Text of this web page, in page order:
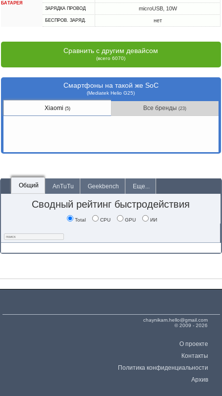
БАТАРЕЯ
ЗАРЯДКА ПРОВОД microUSB, 10W
БЕСПРОВ. ЗАРЯД. нет
Сравнить с другим девайсом
(всего 6070)
Смартфоны на такой же SoC
(Mediatek Helio G25)
Xiaomi (5) Все бренды(23)
Общий AnTuTu Geekbench Еще...
Сводный рейтинг быстродействия
Total CPU GPU ИИ
chaynikam.hello@gmail.com
© 2009 - 2026
О проекте
Контакты
Политика конфиденциальности
Архив